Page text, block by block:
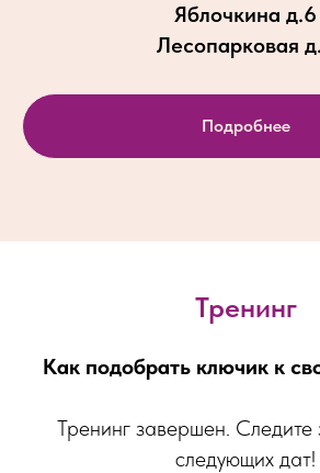
Яблочкина д.6
Лесопарковая
Подробнее
Тренинг
Как подобрать ключик к
Тренинг завершен.
следующих дат!